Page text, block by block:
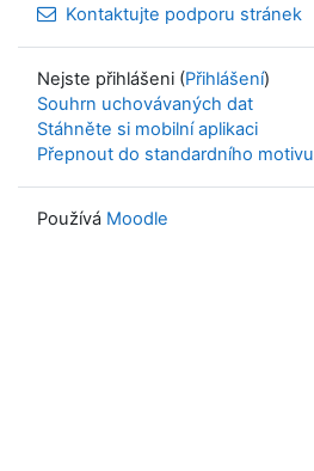
Kontaktujte podporu stránek
Nejste přihlášeni (Přihlášení)
Souhrn uchovávaných dat
Stáhněte si mobilní aplikaci
Přepnout do standardního motivu
Používá Moodle